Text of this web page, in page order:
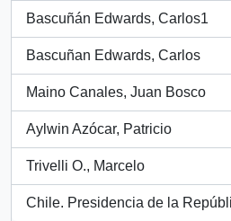
Bascuñán Edwards, Carlos1
, 712 results
Bascuñan Edwards, Carlos
, 525 results
Maino Canales, Juan Bosco
, 444 results
Aylwin Azócar, Patricio
, 397 results
Trivelli O., Marcelo
, 373 results
Chile. Presidencia de la
, 370 results